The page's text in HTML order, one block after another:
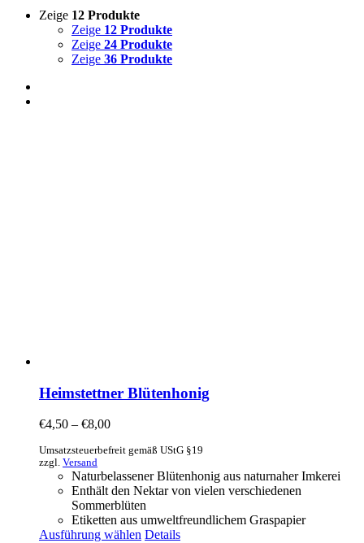
Zeige 12 Produkte
Zeige 12 Produkte
Zeige 24 Produkte
Zeige 36 Produkte
Heimstettner Blütenhonig
€4,50 – €8,00
Umsatzsteuerbefreit gemäß UStG §19
zzgl. Versand
Naturbelassener Blütenhonig aus naturnaher Imkerei
Enthält den Nektar von vielen verschiedenen
Sommerblüten
Etiketten aus umweltfreundlichem Graspapier
Ausführung wählen Details